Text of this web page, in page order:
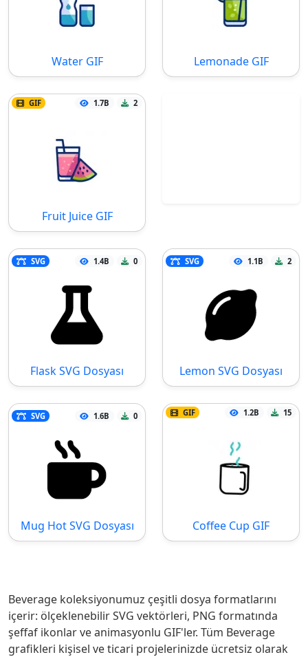
Water GIF Lemonade GIF
GIF 1.7B 2
Fruit Juice GIF
SVG 1.4B 0
Flask SVG Dosyası
SVG 1.1B 2
Lemon SVG Dosyası
SVG 1.6B 0
Mug Hot SVG Dosyası
GIF 1.2B 15
Coffee Cup GIF
Beverage koleksiyonumuz çeşitli dosya formatlarını
içerir: ölçeklenebilir SVG vektörleri, PNG formatında
şeffaf ikonlar ve animasyonlu GIF'ler. Tüm Beverage
grafikleri kişisel ve ticari projelerinizde ücretsiz olarak